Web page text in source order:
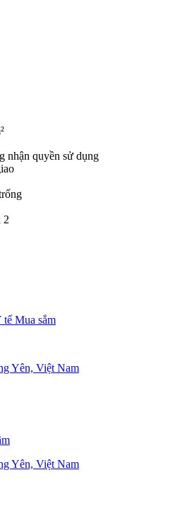
nhận quyền sử dụng
2
tế Mua sắm
Yên, Việt Nam
Yên, Việt Nam